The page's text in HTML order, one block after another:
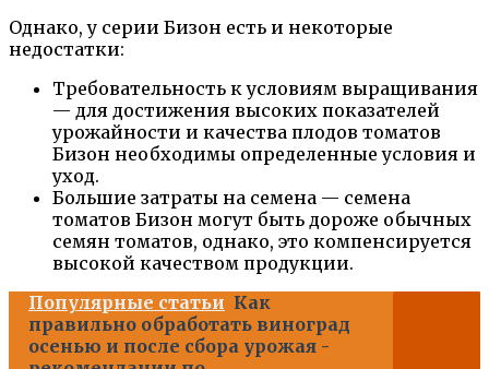
Однако, у серии Бизон есть и некоторые
недостатки:
Требовательность к условиям выращивания
— для достижения высоких показателей
урожайности и качества плодов томатов
Бизон необходимы определенные условия и
уход.
Большие затраты на семена — семена
томатов Бизон могут быть дороже обычных
семян томатов, однако, это компенсируется
высокой качеством продукции.
Популярные статьи Как
правильно обработать виноград
осенью и после сбора урожая -